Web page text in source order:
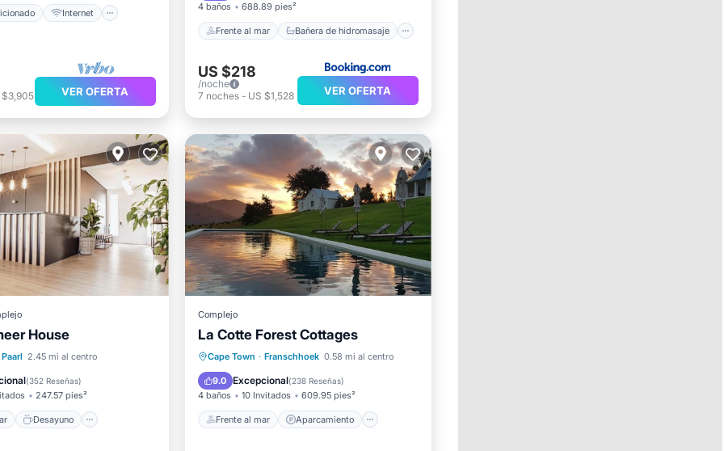
Internet
$3,905 VER OFERTA
4 baños 688.89 pies²
Frente al mar Bañera de hidromasaje
US $218
/noche
7 noches- US $1,528 VER OFERTA
House
Paarl 2.45 mi al centro
(352 Reseñas)
247.57 pies²
Desayuno
mar
Desayuno
Piscina
Complejo
La Cotte Forest Cottages
Cape Town · Franschhoek 0.58 mi al centro
9.0 Excepcional(238 Reseñas)
4 baños 10 Invitados 609.95 pies²
Frente al mar Aparcamiento
Frente al mar
Aparcamiento
Piscina
Vista al mar